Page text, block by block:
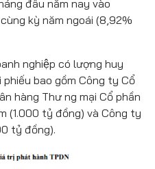
đầu năm nay vào
kỳ năm ngoái (8,92%
nghiệp có lượng huy
bao gồm Công ty Cổ
hàng Thư ng mại Cổ phần
(1.000 tỷ đồng) và Công ty
tỷ đồng).